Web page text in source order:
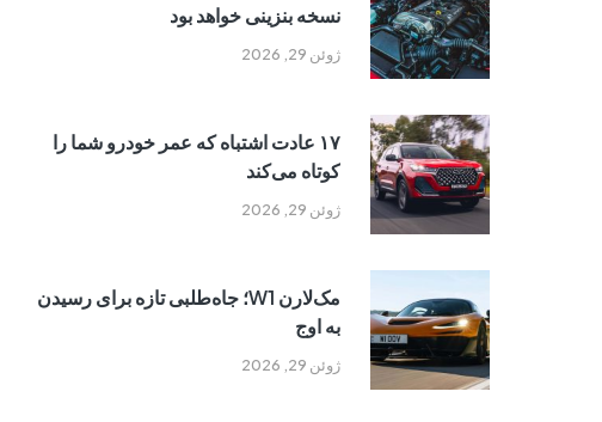
ژوئن 29, 2026
نسخه بنزینی خواهد بود
ژوئن 29, 2026
۱۷ عادت اشتباه که عمر خودرو شما را
کوتاه می‌کند
ژوئن 29, 2026
مک‌لارن W1؛ جاه‌طلبی تازه برای رسیدن
به اوج